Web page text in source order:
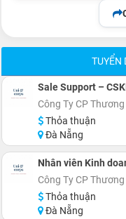
TUYỂN
Sale Support –
Công Ty CP
Thỏa thuận
Đà Nẵng
Nhân viên Kinh
Công Ty CP
Thỏa thuận
Đà Nẵng